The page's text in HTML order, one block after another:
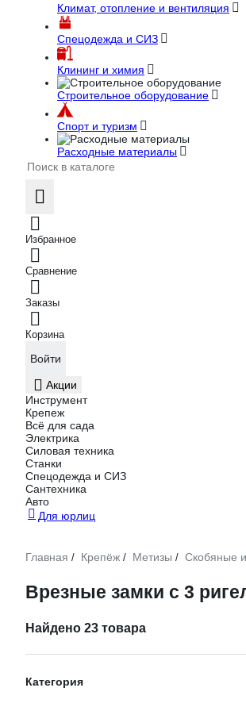
Климат, отопление и вентиляция
Спецодежда и СИЗ
Клининг и химия
Строительное оборудование
Спорт и туризм
Расходные материалы
Избранное
Сравнение
Заказы
Корзина
Войти
Акции
Инструмент
Крепеж
Всё для сада
Электрика
Силовая техника
Станки
Спецодежда и СИЗ
Сантехника
Авто
Для юрлиц
Главная / Крепёж / Метизы / Скобяные
Врезные замки с 3
Найдено 23 товара
Категория